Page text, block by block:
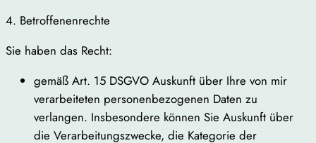
4. Betroffenenrechte
Sie haben das Recht:
gemäß Art. 15 DSGVO Auskunft über Ihre von mir
verarbeiteten personenbezogenen Daten zu
verlangen. Insbesondere können Sie Auskunft über
die Verarbeitungszwecke, die Kategorie der